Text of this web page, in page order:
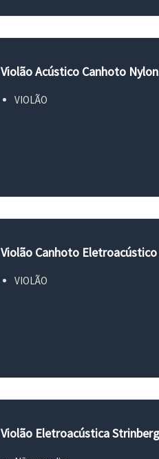
Violão Acústico Canhoto
VIOLÃO
Violão Canhoto
VIOLÃO
Violão Eletroacústica